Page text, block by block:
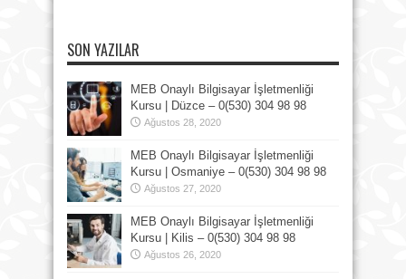
SON YAZILAR
MEB Onaylı Bilgisayar İşletmenliği
Kursu | Düzce – 0(530) 304 98 98
Ağustos 28, 2020
MEB Onaylı Bilgisayar İşletmenliği
Kursu | Osmaniye – 0(530) 304 98 98
Ağustos 27, 2020
MEB Onaylı Bilgisayar İşletmenliği
Kursu | Kilis – 0(530) 304 98 98
Ağustos 26, 2020